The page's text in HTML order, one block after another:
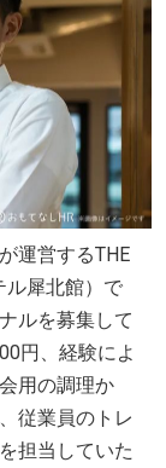
運営するTHE
ル犀北館）で
ルを募集して
円、経験によ
用の調理か
従業員のトレ
担当していた